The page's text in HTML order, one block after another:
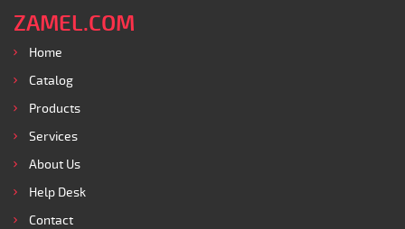
ZAMEL.COM
Home
Catalog
Products
Services
About Us
Help Desk
Contact